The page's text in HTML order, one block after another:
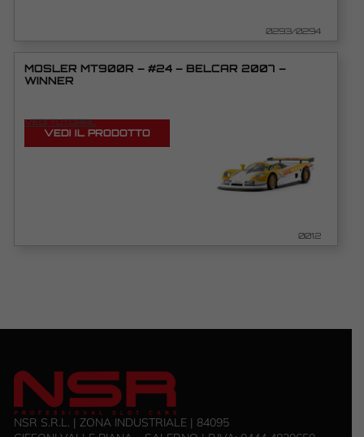
0293/0294
MOSLER MT900R – #24 – BELCAR 2007 –
WINNER
VEDI TUTORIAL
VEDI IL PRODOTTO
0012
NSR S.R.L. | ZONA INDUSTRIALE | 84095